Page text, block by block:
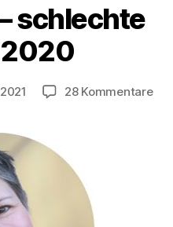
schlechte
28 Kommentarezu